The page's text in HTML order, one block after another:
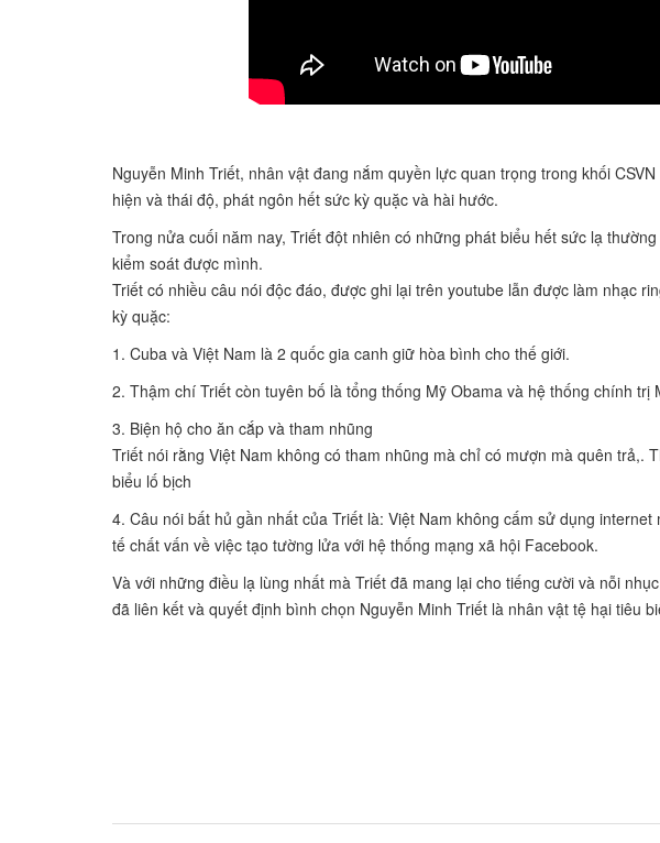
Nguyễn Minh Triết, nhân vật đang nắm quyền lực quan trọng trong khối
hiện và thái độ, phát ngôn hết sức kỳ quặc và hài hước.
Trong nửa cuối năm nay, Triết đột nhiên có những phát biểu hết sức lạ
kiểm soát được mình.
Triết có nhiều câu nói độc đáo, được ghi lại trên youtube lẫn được làm nhạc
kỳ quặc:
1. Cuba và Việt Nam là 2 quốc gia canh giữ hòa bình cho thế giới.
2. Thậm chí Triết còn tuyên bố là tổng thống Mỹ Obama và hệ thống chính
3. Biện hộ cho ăn cắp và tham nhũng
Triết nói rằng Việt Nam không có tham nhũng mà chỉ có mượn mà quên trả,.
biểu lố bịch
4. Câu nói bất hủ gần nhất của Triết là: Việt Nam không cấm sử dụng
tế chất vấn về việc tạo tường lửa với hệ thống mạng xã hội Facebook.
Và với những điều lạ lùng nhất mà Triết đã mang lại cho tiếng cười và nỗi
đã liên kết và quyết định bình chọn Nguyễn Minh Triết là nhân vật tệ hại tiêu